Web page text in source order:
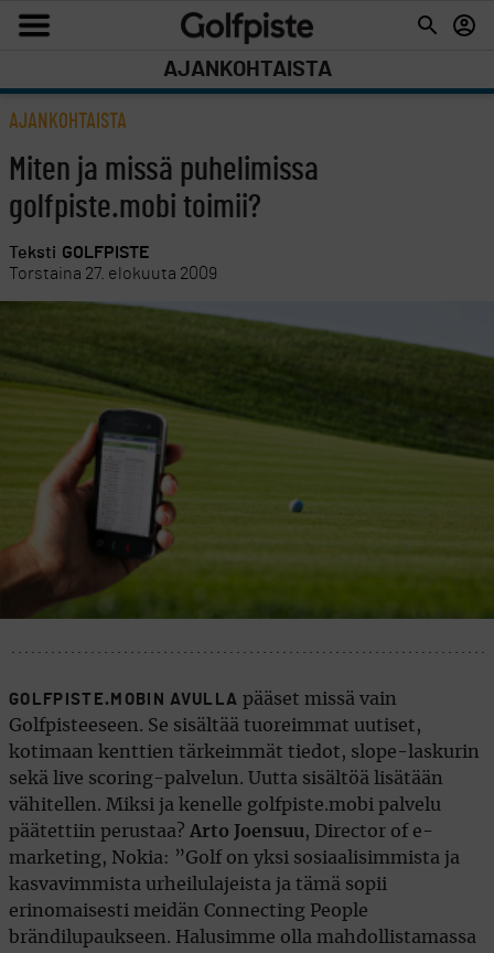
AJANKOHTAISTA
AJANKOHTAISTA
Miten ja missä puhelimissa
golfpiste.mobi toimii?
Teksti GOLFPISTE
Torstaina 27. elokuuta 2009
GOLFPISTE.MOBIN AVULLA pääset missä vain
Golfpisteeseen. Se sisältää tuoreimmat uutiset,
kotimaan kenttien tärkeimmät tiedot, slope-laskurin
sekä live scoring-palvelun. Uutta sisältöä lisätään
vähitellen. Miksi ja kenelle golfpiste.mobi palvelu
päätettiin perustaa? Arto Joensuu, Director of e-
marketing, Nokia: ”Golf on yksi sosiaalisimmista ja
kasvavimmista urheilulajeista ja tämä sopii
erinomaisesti meidän Connecting People
brändilupaukseen. Halusimme olla mahdollistamassa